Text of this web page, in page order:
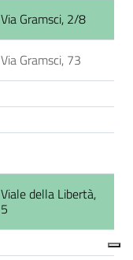
Via Gramsci, 2/8
Via Gramsci, 73
Viale della Libertà,
5